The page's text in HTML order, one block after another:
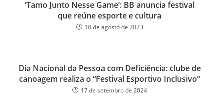
‘Tamo Junto Nesse Game’: BB anuncia festival
que reúne esporte e cultura
10 de agosto de 2023
Dia Nacional da Pessoa com Deficiência: clube de
canoagem realiza o “Festival Esportivo Inclusivo”
17 de setembro de 2024